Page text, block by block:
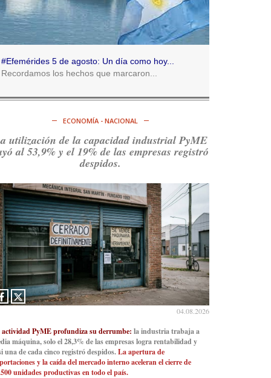
Consenso Patagónico
@consensopatagon
5d
Consenso Patagónico
@consensopatagon
sus derechos y por su organización. Hoy lo
a intentar. https://t.co/dOrTo1dv3D
Consenso Patagónico
@consensopatagon
@caortega64: A#50AñosDelGolpe, la memoria
presente y es futuro.https://t.co/uhRcKnCCc5
Ver en X
Consenso Patagónico
@consensopatagon
5d
con Irán al petróleohttps://t.co/IInL9uYZvh
t.co/ytaelKSfHm
Ver en X
#Efemérides 5 de agosto: Un día como hoy...
Recordamos los hechos que marcaron...
ECONOMÍA - NACIONAL
utilización de la capacidad industrial PyME
al 53,9% y el 19% de las empresas registró
despidos.
04.08.2026
PyME profundiza su derrumbe: la industria trabaja a
máquina, solo el 28,3% de las empresas logra rentabilidad y
una de cada cinco registró despidos.La apertura de
y la caída del mercado interno aceleran el cierre de
unidades productivas en todo el país.